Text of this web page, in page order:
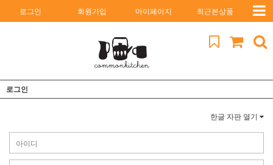
로그인 회원가입 마이페이지 최근본상품
로그인
한글 자판 열기